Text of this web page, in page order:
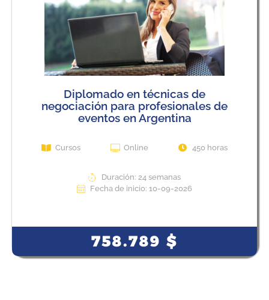
Diplomado en técnicas de
negociación para profesionales de
eventos en Argentina
Cursos Online 450 horas
Duración: 24 semanas
Fecha de inicio: 10-09-2026
758.789$